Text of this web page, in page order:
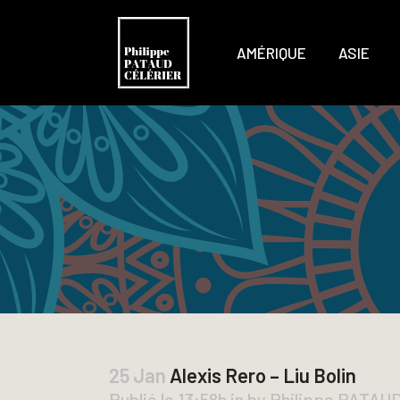
AMÉRIQUE ASIE
25 Jan Alexis Rero – Liu Bolin